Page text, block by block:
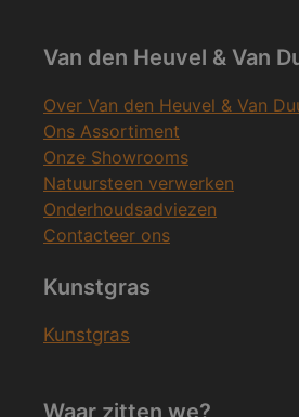
Van den Heuvel & Van
Over Van den Heuvel & Van
Ons Assortiment
Onze Showrooms
Natuursteen verwerken
Onderhoudsadviezen
Contacteer ons
Kunstgras
Kunstgras
Waar zitten we?